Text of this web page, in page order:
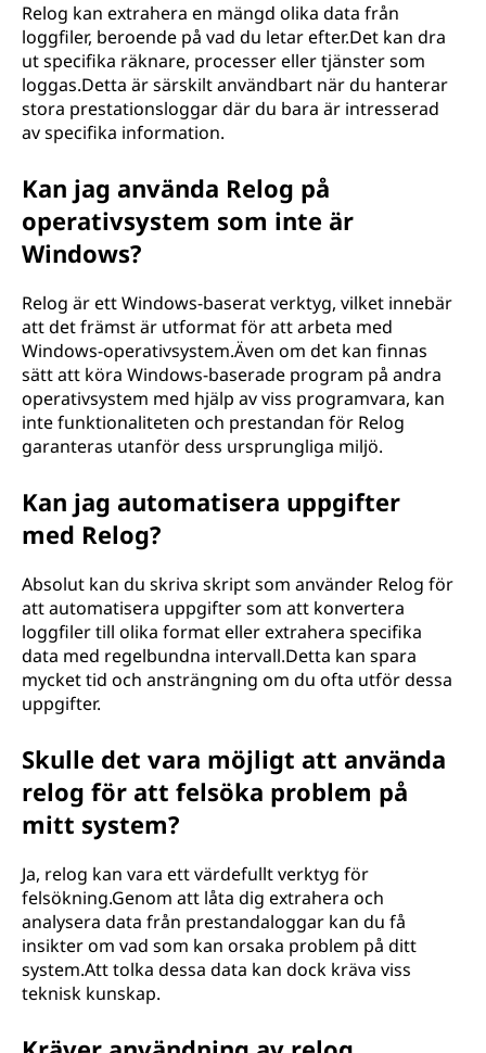
Relog kan extrahera en mängd olika data från
loggfiler, beroende på vad du letar efter.Det kan dra
ut specifika räknare, processer eller tjänster som
loggas.Detta är särskilt användbart när du hanterar
stora prestationsloggar där du bara är intresserad
av specifika information.
Kan jag använda Relog på
operativsystem som inte är
Windows?
Relog är ett Windows-baserat verktyg, vilket innebär
att det främst är utformat för att arbeta med
Windows-operativsystem.Även om det kan finnas
sätt att köra Windows-baserade program på andra
operativsystem med hjälp av viss programvara, kan
inte funktionaliteten och prestandan för Relog
garanteras utanför dess ursprungliga miljö.
Kan jag automatisera uppgifter
med Relog?
Absolut kan du skriva skript som använder Relog för
att automatisera uppgifter som att konvertera
loggfiler till olika format eller extrahera specifika
data med regelbundna intervall.Detta kan spara
mycket tid och ansträngning om du ofta utför dessa
uppgifter.
Skulle det vara möjligt att använda
relog för att felsöka problem på
mitt system?
Ja, relog kan vara ett värdefullt verktyg för
felsökning.Genom att låta dig extrahera och
analysera data från prestandaloggar kan du få
insikter om vad som kan orsaka problem på ditt
system.Att tolka dessa data kan dock kräva viss
teknisk kunskap.